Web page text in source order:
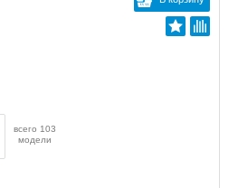
всего 103
модели